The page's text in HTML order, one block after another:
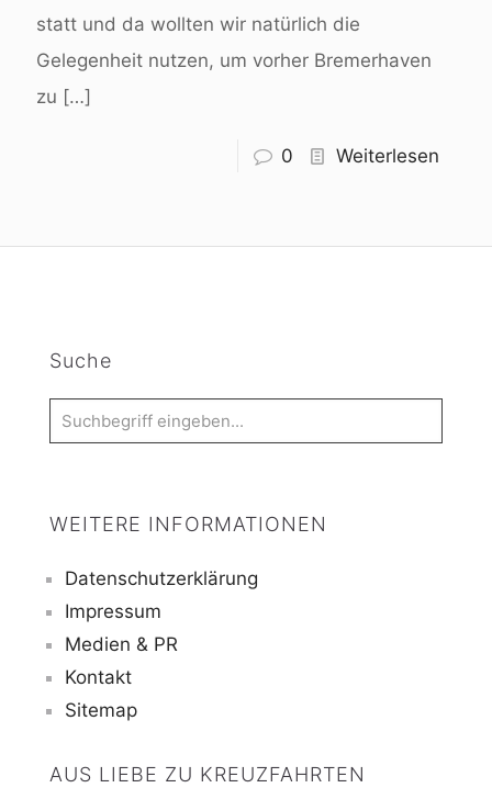
statt und da wollten wir natürlich die
Gelegenheit nutzen, um vorher Bremerhaven
zu […]
0 Weiterlesen
Suche
WEITERE INFORMATIONEN
Datenschutzerklärung
Impressum
Medien & PR
Kontakt
Sitemap
AUS LIEBE ZU KREUZFAHRTEN